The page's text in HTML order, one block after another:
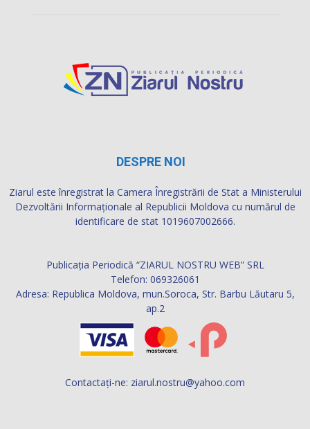
DESPRE NOI
Ziarul este înregistrat la Camera Înregistrării de Stat a Ministerului
Dezvoltării Informaţionale al Republicii Moldova cu numărul de
identificare de stat 1019607002666.
Publicația Periodică “ZIARUL NOSTRU WEB” SRL
Telefon: 069326061
Adresa: Republica Moldova, mun.Soroca, Str. Barbu Lăutaru 5,
ap.2
Contactați-ne: ziarul.nostru@yahoo.com